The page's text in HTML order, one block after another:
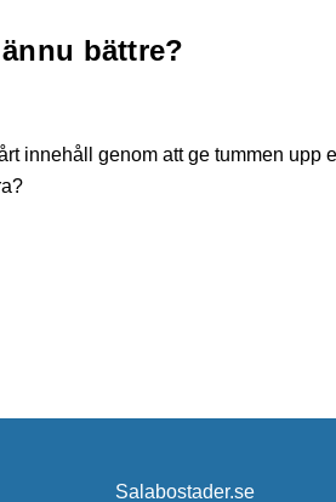
bättre?
innehåll genom att ge tummen upp
Salabostader.se